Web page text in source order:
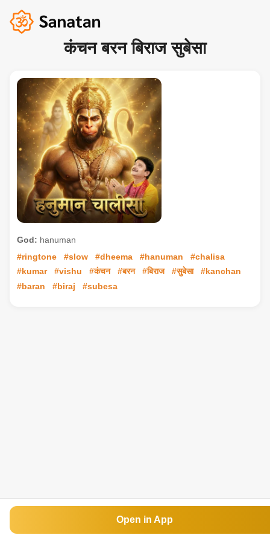
कंचन बरन बिराज सुबेसा
God: hanuman
#ringtone
#slow #dheema #hanuman
#chalisa
#kumar
#vishu #कंचन #बरन #बिराज #सुबेसा
#kanchan
#baran
#biraj #subesa
Open in App